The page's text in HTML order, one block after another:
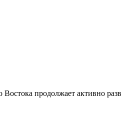
продолжает активно